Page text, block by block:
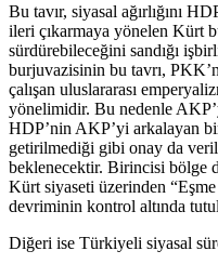
Bu tavır, siyasal ağırlığını
ileri çıkarmaya yönelen Kürt
sürdürebileceğini sandığı
burjuvazisinin bu tavrı,
çalışan uluslararası
yönelimidir. Bu nedenle
HDP’nin AKP’yi arkalayan
getirilmediği gibi onay da
beklenecektir. Birincisi bölge
Kürt siyaseti üzerinden
devriminin kontrol altında
Diğeri ise Türkiyeli siyasal